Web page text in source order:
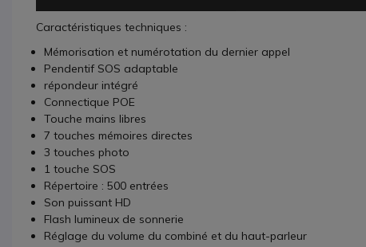
Caractéristiques techniques :
Mémorisation et numérotation du dernier appel
Pendentif SOS adaptable
répondeur intégré
Connectique POE
Touche mains libres
7 touches mémoires directes
3 touches photo
1 touche SOS
Répertoire : 500 entrées
Son puissant HD
Flash lumineux de sonnerie
Réglage du volume du combiné et du haut-parleur